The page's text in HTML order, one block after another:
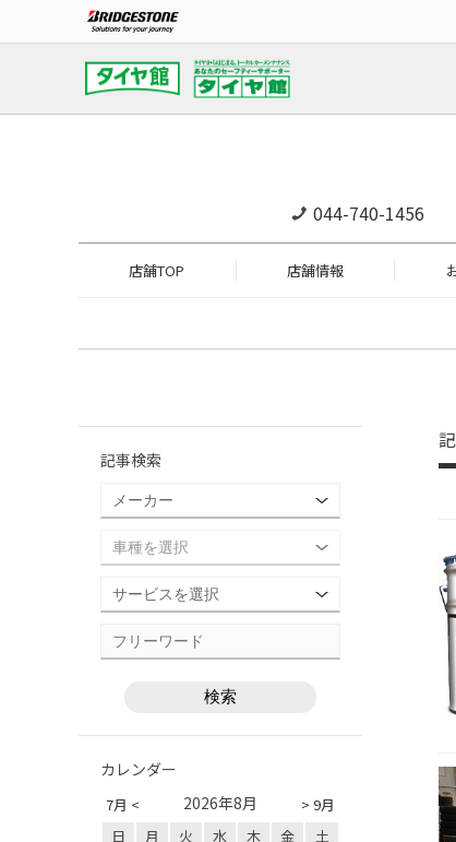
044-740-1456
店舗TOP 店舗情報
記事検索
カレンダー
7月 < > 9月
2026年8月
日 月 火 水 木 金
土